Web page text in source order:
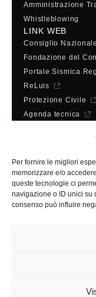
Per fornire le migliori
memorizzare e/o
queste tecnologie ci
navigazione o ID unici su
consenso può influire
Amministrazione
Whistleblowing
LINK WEB
Consiglio
Fondazione del
Portale Sismica
ReLuis
Protezione Civile
Agenda tecnica
ORARI DI
10:00 - 12:00
Martedì - Giovedì:
10:00 - 12:00 /
SEGRETERIA